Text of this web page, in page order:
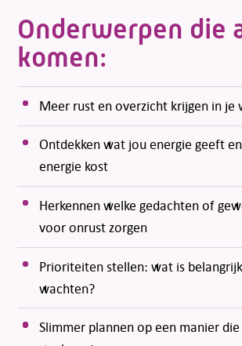
Onderwerpen die
komen:
Meer rust en overzicht krijgen in je
Ontdekken wat jou energie geeft
energie kost
Herkennen welke gedachten of
voor onrust zorgen
Prioriteiten stellen: wat is
wachten?
Slimmer plannen op een manier